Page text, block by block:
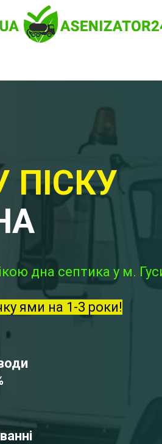
ПІСКУ
дна септика у м.
ями на 1-3 роки!